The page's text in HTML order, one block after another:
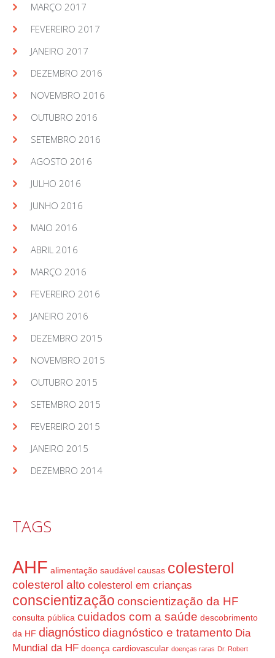
MARÇO 2017
FEVEREIRO 2017
JANEIRO 2017
DEZEMBRO 2016
NOVEMBRO 2016
OUTUBRO 2016
SETEMBRO 2016
AGOSTO 2016
JULHO 2016
JUNHO 2016
MAIO 2016
ABRIL 2016
MARÇO 2016
FEVEREIRO 2016
JANEIRO 2016
DEZEMBRO 2015
NOVEMBRO 2015
OUTUBRO 2015
SETEMBRO 2015
FEVEREIRO 2015
JANEIRO 2015
DEZEMBRO 2014
TAGS
AHF alimentação saudável causas colesterol
colesterol alto colesterol em crianças
conscientização conscientização da HF
consulta pública cuidados com a saúde descobrimento
da HF diagnósticodiagnóstico e tratamento Dia
Mundial da HF doença cardiovascular doenças raras Dr. Robert